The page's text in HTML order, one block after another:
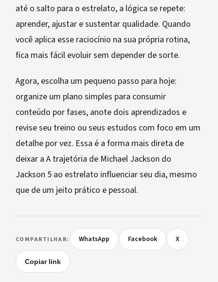
até o salto para o estrelato, a lógica se repete:
aprender, ajustar e sustentar qualidade. Quando
você aplica esse raciocínio na sua própria rotina,
fica mais fácil evoluir sem depender de sorte.
Agora, escolha um pequeno passo para hoje:
organize um plano simples para consumir
conteúdo por fases, anote dois aprendizados e
revise seu treino ou seus estudos com foco em um
detalhe por vez. Essa é a forma mais direta de
deixar a A trajetória de Michael Jackson do
Jackson 5 ao estrelato influenciar seu dia, mesmo
que de um jeito prático e pessoal.
COMPARTILHAR: WhatsApp Facebook X
Copiar link